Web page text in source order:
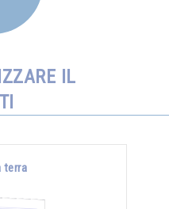
IL
terra